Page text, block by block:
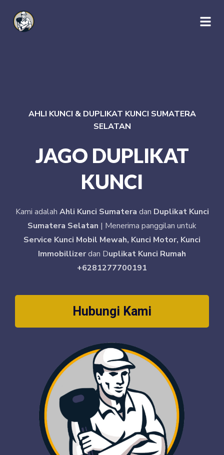
AHLI KUNCI & DUPLIKAT KUNCI SUMATERA
SELATAN
JAGO DUPLIKAT
KUNCI
Kami adalah Ahli Kunci Sumatera dan Duplikat Kunci
Sumatera Selatan | Menerima panggilan untuk
Service Kunci Mobil Mewah, Kunci Motor, Kunci
Immobillizerdan Duplikat Kunci Rumah
+6281277700191
Hubungi Kami